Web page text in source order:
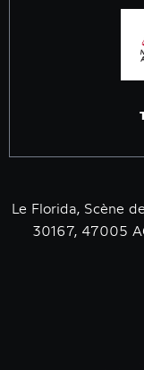
Le Florida, Scène
30167, 47005